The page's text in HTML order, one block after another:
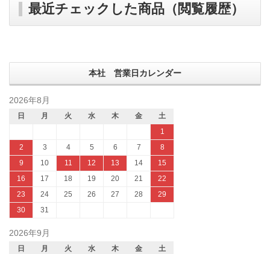
最近チェックした商品（閲覧履歴）
本社 営業日カレンダー
2026年8月
日 月 火 水 木 金
土
1
2
3 4 5 6 7
8
9
10 11 12 13 14
15
16
17 18 19 20 21
22
23
24 25 26 27 28
29
30
31
2026年9月
日 月 火 水 木 金
土